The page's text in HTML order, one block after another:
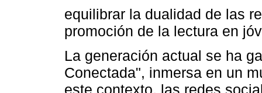
equilibrar la dualidad de las
promoción de la lectura en
La generación actual se ha
Conectada", inmersa en un
este contexto, las redes